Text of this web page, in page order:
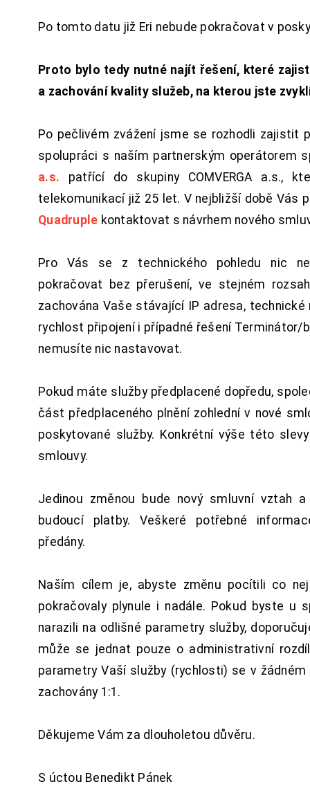
Po tomto datu již Eri nebude pokračovat v
Proto bylo tedy nutné najít řešení, které
a zachování kvality služeb, na kterou jste
Po pečlivém zvážení jsme se rozhodli zajistit
spolupráci s naším partnerským operátorem
a.s. patřící do skupiny COMVERGA a.s.,
telekomunikací již 25 let. V nejbližší době Vás
Quadruple kontaktovat s návrhem nového
Pro Vás se z technického pohledu nic
pokračovat bez přerušení, ve stejném
zachována Vaše stávající IP adresa, technické
rychlost připojení i případné řešení Terminátor/
nemusíte nic nastavovat.
Pokud máte služby předplacené dopředu,
část předplaceného plnění zohlední v nové
poskytované služby. Konkrétní výše této
smlouvy.
Jedinou změnou bude nový smluvní vztah
budoucí platby. Veškeré potřebné
předány.
Naším cílem je, abyste změnu pocítili co
pokračovaly plynule i nadále. Pokud byste u
narazili na odlišné parametry služby,
může se jednat pouze o administrativní
parametry Vaší služby (rychlosti) se v
zachovány 1:1.
Děkujeme Vám za dlouholetou důvěru.
S úctou Benedikt Pánek